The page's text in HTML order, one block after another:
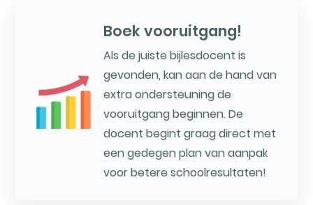
Boek vooruitgang!
Als de juiste bijlesdocent is
gevonden, kan aan de hand van
extra ondersteuning de
vooruitgang beginnen. De
docent begint graag direct met
een gedegen plan van aanpak
voor betere schoolresultaten!